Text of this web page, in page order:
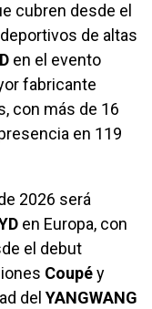
cubren desde el
de altas
en el evento
fabricante
con más de 16
en 119
2026 será
en Europa, con
el debut
Coupéy
del YANGWANG